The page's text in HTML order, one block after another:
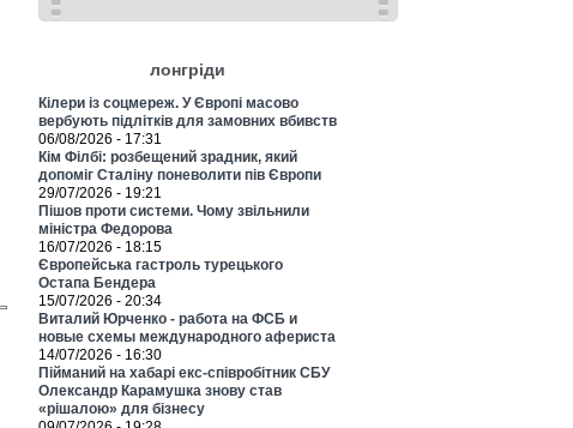
лонгріди
Кілери із соцмереж. У Європі масово
вербують підлітків для замовних вбивств
06/08/2026 - 17:31
Кім Філбі: розбещений зрадник, який
допоміг Сталіну поневолити пів Європи
29/07/2026 - 19:21
Пішов проти системи. Чому звільнили
міністра Федорова
16/07/2026 - 18:15
Європейська гастроль турецького
Остапа Бендера
15/07/2026 - 20:34
Виталий Юрченко - работа на ФСБ и
новые схемы международного афериста
14/07/2026 - 16:30
Пійманий на хабарі екс-співробітник СБУ
Олександр Карамушка знову став
«рішалою» для бізнесу